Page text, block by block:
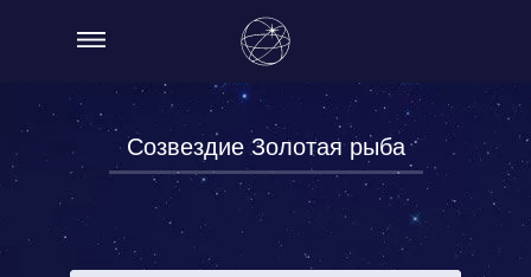
Созвездие Золотая рыба